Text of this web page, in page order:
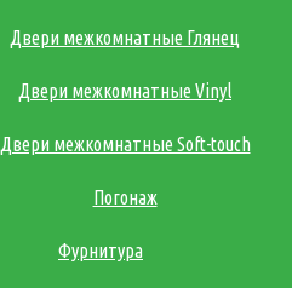
Двери межкомнатные Глянец
Двери межкомнатные Vinyl
Двери межкомнатные Soft-touch
Погонаж
Фурнитура